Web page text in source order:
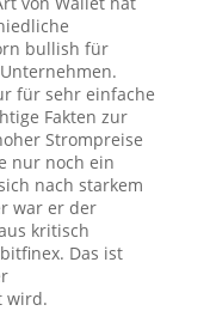
bullish für
für sehr einfache
Fakten zur
Strompreise
nur noch ein
nach starkem
war er der
kritisch
Das ist
wird.